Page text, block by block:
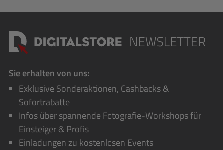
Sie erhalten von uns:
Exklusive Sonderaktionen, Cashbacks &
Sofortrabatte
Infos über spannende Fotografie-Workshops für
Einsteiger & Profis
Einladungen zu kostenlosen Events